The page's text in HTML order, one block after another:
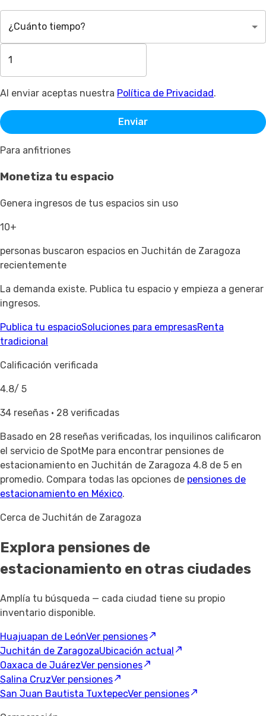
¿Cuánto tiempo?
Al enviar aceptas nuestra Política de Privacidad.
Enviar
Para anfitriones
Monetiza tu espacio
Genera ingresos de tus espacios sin uso
10+
personas buscaron espacios en Juchitán de Zaragoza
recientemente
La demanda existe. Publica tu espacio y empieza a generar
ingresos.
Publica tu espacioSoluciones para empresasRenta
tradicional
Calificación verificada
4.8/ 5
34 reseñas · 28 verificadas
Basado en 28 reseñas verificadas, los inquilinos calificaron
el servicio de SpotMe para encontrar pensiones de
estacionamiento en Juchitán de Zaragoza 4.8 de 5 en
promedio. Compara todas las opciones de pensiones de
estacionamiento en México.
Cerca de Juchitán de Zaragoza
Explora pensiones de
estacionamiento en otras ciudades
Amplía tu búsqueda — cada ciudad tiene su propio
inventario disponible.
Huajuapan de LeónVer pensiones
Juchitán de ZaragozaUbicación actual
Oaxaca de JuárezVer pensiones
Salina CruzVer pensiones
San Juan Bautista TuxtepecVer pensiones